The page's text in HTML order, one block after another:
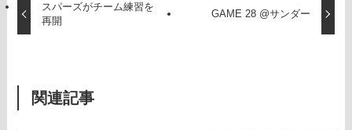
スパーズがチーム練習を
再開
GAME 28 @サンダー
関連記事